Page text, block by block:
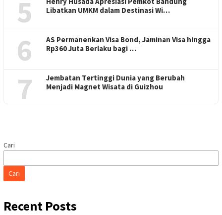
5
Libatkan UMKM dalam Destinasi Wi…
6
AS Permanenkan Visa Bond, Jaminan Visa hingga
Rp360 Juta Berlaku bagi …
7
Jembatan Tertinggi Dunia yang Berubah
Menjadi Magnet Wisata di Guizhou
Cari
Cari
Recent Posts